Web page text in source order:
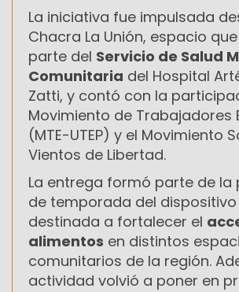
La iniciativa fue impulsada
Chacra La Unión, espacio
parte del Servicio de Salud
Comunitaria del Hospital
Zatti, y contó con la
Movimiento de Trabajadores
(MTE-UTEP) y el Movimiento
Vientos de Libertad.
La entrega formó parte de la
de temporada del
destinada a fortalecer el
alimentos en distintos
comunitarios de la región.
actividad volvió a poner en